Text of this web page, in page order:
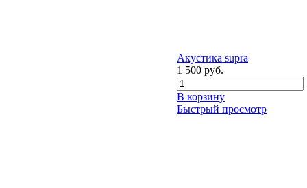
Акустика supra
1 500 руб.
В корзину
Быстрый просмотр